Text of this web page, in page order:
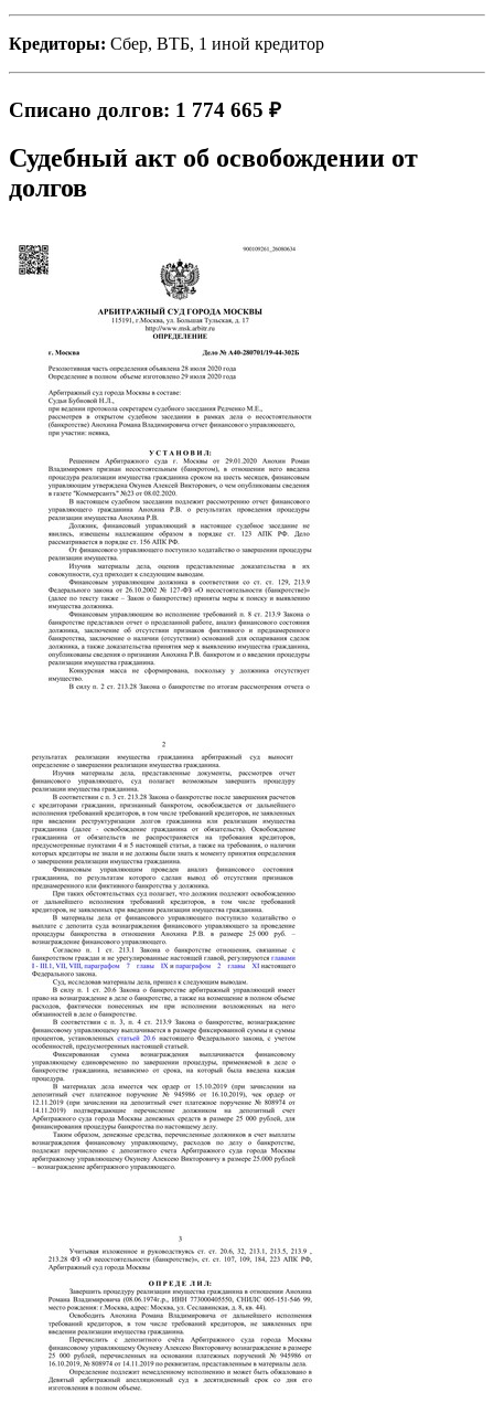
Кредиторы: Сбер, ВТБ, 1 иной кредитор
Списано долгов: 1 774 665 ₽
Судебный акт об освобождении от
долгов